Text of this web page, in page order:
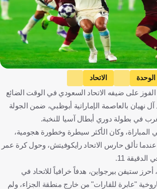
الوحدة
الاتحاد
المملكة العربية السعودية كرة قدم
على ضيفه الاتحاد السعودي في الوقت الضائع
استاد آل نهيان بالعاصمة الإماراتية أبوظبي، ضمن الجولة
في بطولة دوري أبطال آسيا للنخبة.
المباراة، وكان الأكثر سيطرة وخطورة هجومية،
تألق حارس الاتحاد رايكوفيتش، وحول كرة عمر
11.
ستيفن بيرجواين، هدفاً خرافياً للاتحاد في
صاروخية "عابرة للقارات" من خارج منطقة الجزاء، ولم